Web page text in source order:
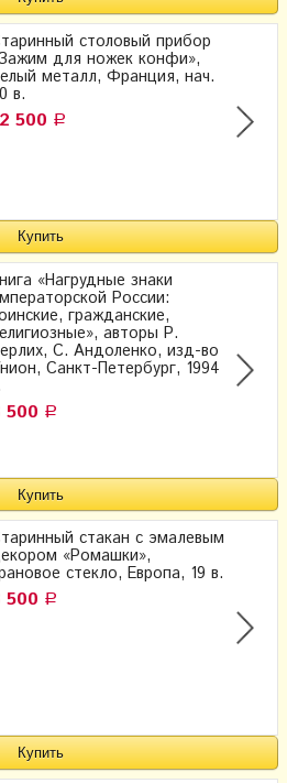
столовый прибор
для ножек конфи»,
металл, Франция, нач.
в.
500 Р
«Нагрудные знаки
России:
гражданские,
авторы Р.
С. Андоленко, изд-во
Санкт-Петербург, 1994
500 Р
стакан с эмалевым
«Ромашки»,
стекло, Европа, 19 в.
500 Р